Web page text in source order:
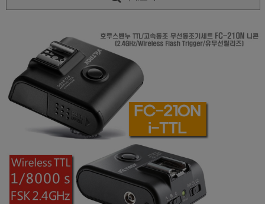
페이코 ID로
PAYCO 바로